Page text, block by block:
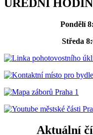
ÚŘEDNÍ
Pondělí
Středa
Aktuální